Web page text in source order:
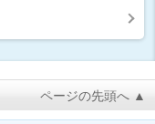
ページの先頭へ ▲